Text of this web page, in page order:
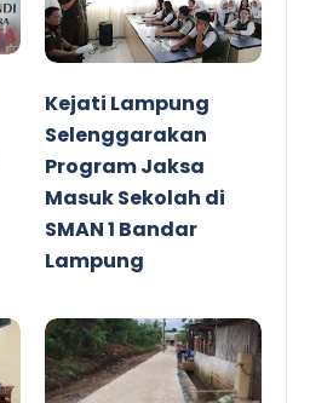
Kejati Lampung
Selenggarakan
Program Jaksa
Masuk Sekolah di
SMAN 1 Bandar
Lampung